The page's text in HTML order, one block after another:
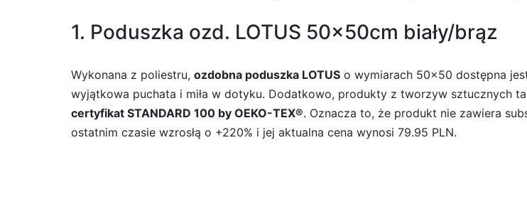
1. Poduszka ozd. LOTUS 50x50cm biały/brąz
Wykonana z poliestru, ozdobna poduszka LOTUS o wymiarach 50×50 dostępna
wyjątkowa puchata i miła w dotyku. Dodatkowo, produkty z tworzyw sztucznych
certyfikat STANDARD 100 by OEKO-TEX®. Oznacza to, że produkt nie zawiera
ostatnim czasie wzrosłą o +220% i jej aktualna cena wynosi 79.95 PLN.